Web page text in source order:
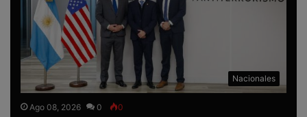
Nacionales
Ago 08, 2026 0 0